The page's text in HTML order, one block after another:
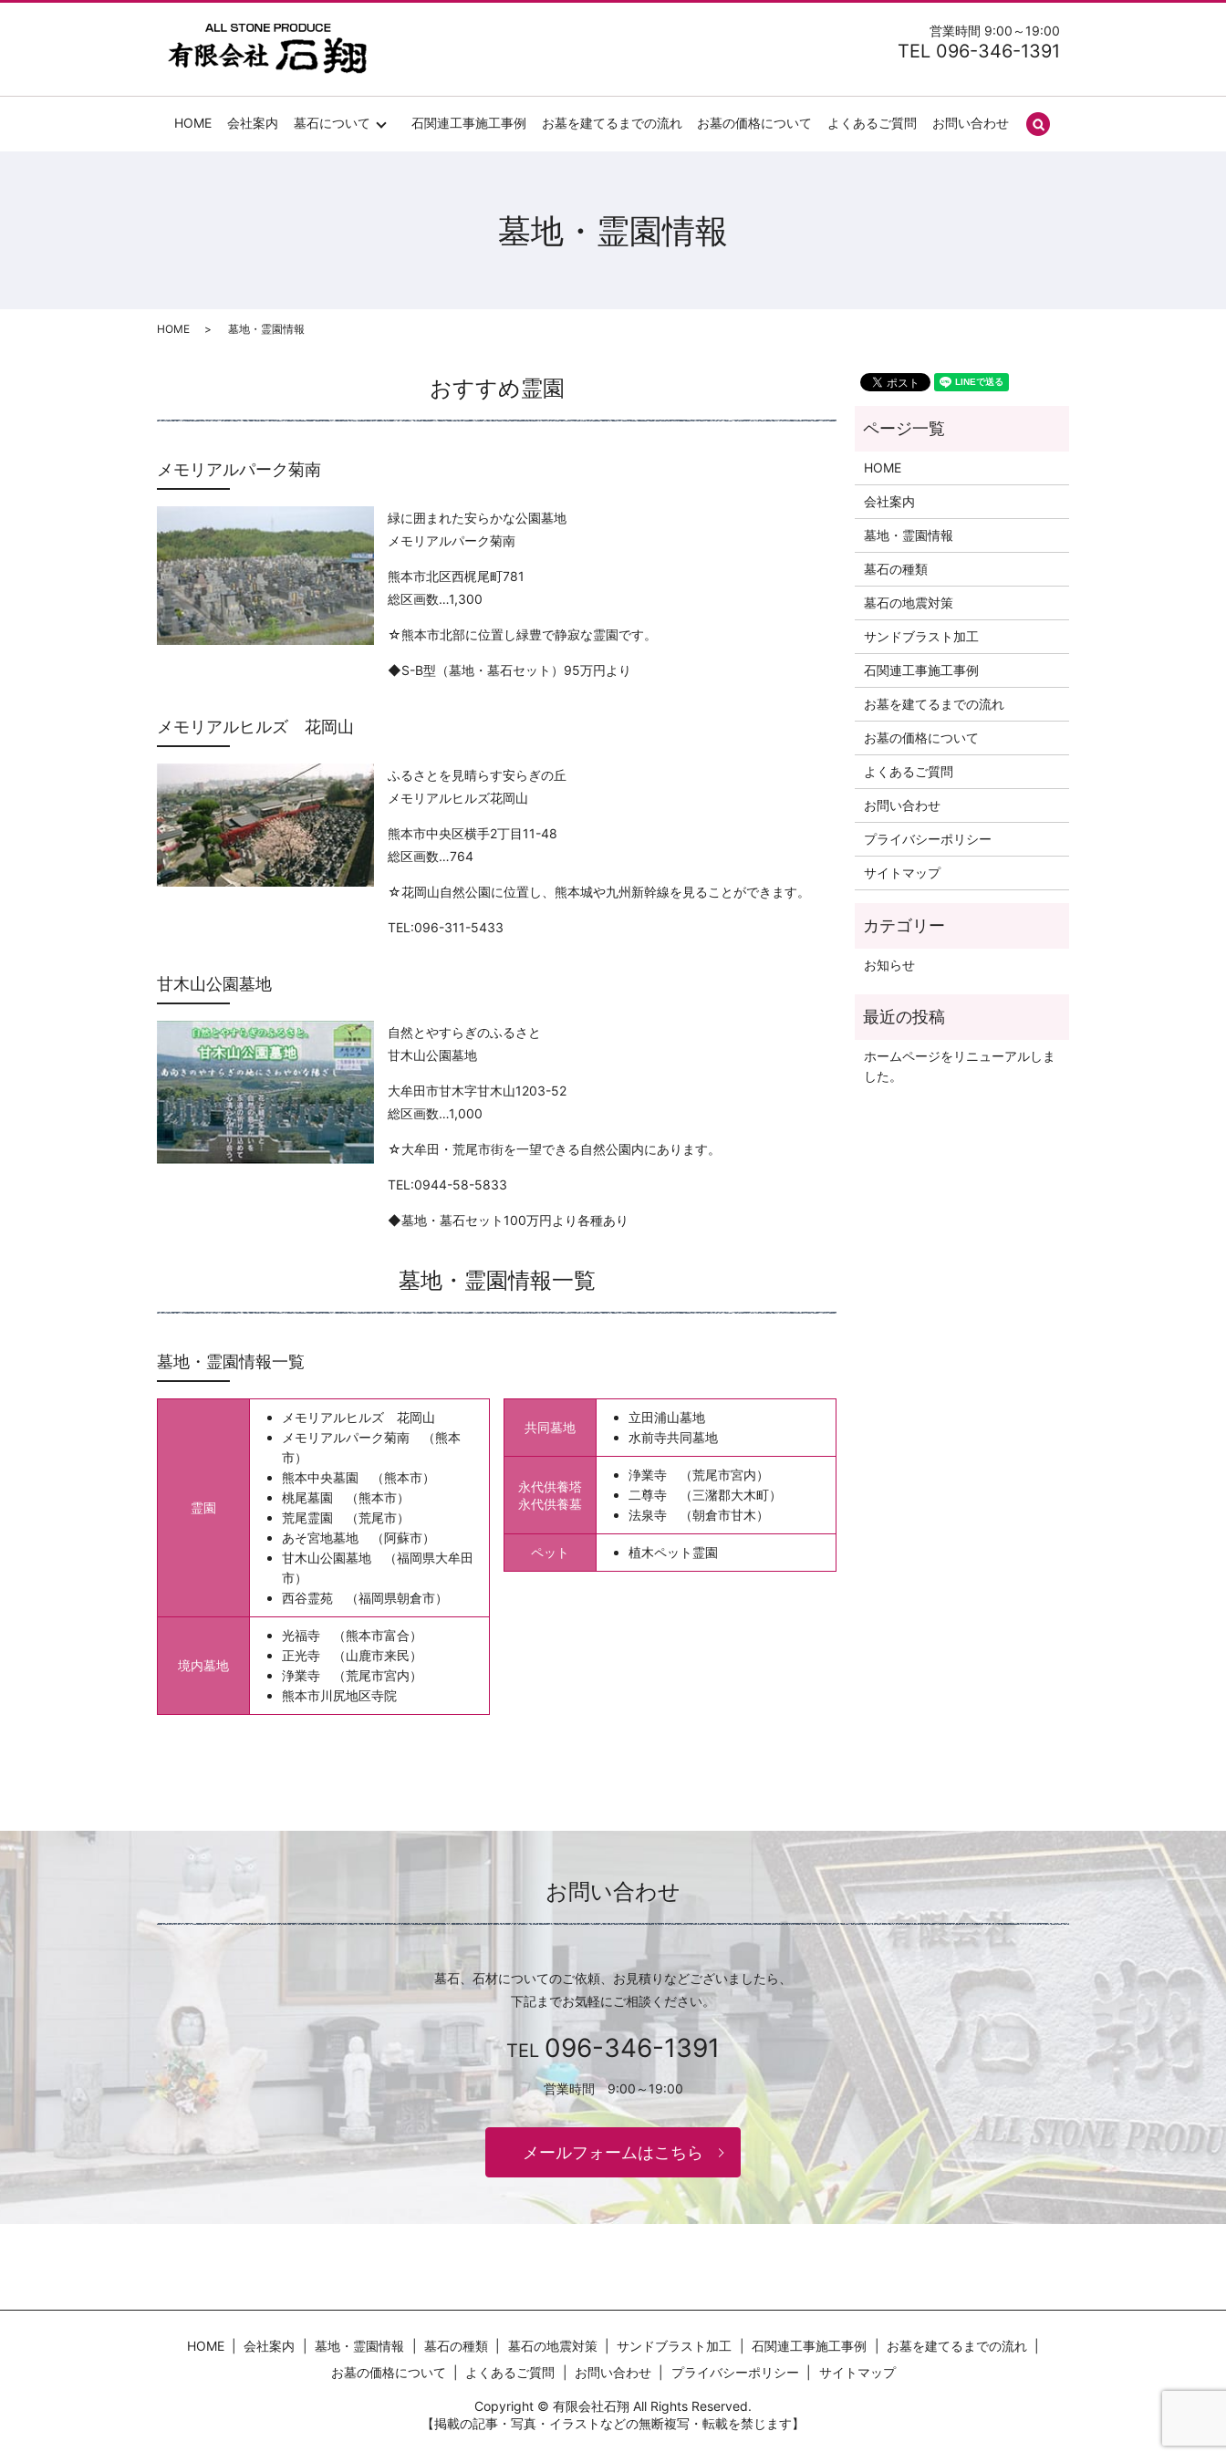
HOME 会社案内 墓石について 石関連工事施工事例 お墓を建てるまでの流れ お墓の価格について よくあるご質問 お問い合わせ
営業時間 9:00～19:00
TEL 096-346-1391
墓地・霊園情報
HOME 墓地・霊園情報
おすすめ霊園
メモリアルパーク菊南
緑に囲まれた安らかな公園墓地
メモリアルパーク菊南
熊本市北区西梶尾町781
総区画数…1,300
☆熊本市北部に位置し緑豊で静寂な霊園です。
◆S-B型（墓地・墓石セット）95万円より
メモリアルヒルズ 花岡山
ふるさとを見晴らす安らぎの丘
メモリアルヒルズ花岡山
熊本市中央区横手2丁目11-48
総区画数…764
☆花岡山自然公園に位置し、熊本城や九州新幹線を見ることができます。
TEL:096-311-5433
甘木山公園墓地
自然とやすらぎのふるさと
甘木山公園墓地
大牟田市甘木字甘木山1203-52
総区画数…1,000
☆大牟田・荒尾市街を一望できる自然公園内にあります。
TEL:0944-58-5833
◆墓地・墓石セット100万円より各種あり
墓地・霊園情報一覧
墓地・霊園情報一覧
霊園
メモリアルヒルズ 花岡山
メモリアルパーク菊南 （熊本
市）
熊本中央墓園 （熊本市）
桃尾墓園 （熊本市）
荒尾霊園 （荒尾市）
あそ宮地墓地 （阿蘇市）
甘木山公園墓地 （福岡県大牟田
市）
西谷霊苑 （福岡県朝倉市）
境内墓地
光福寺 （熊本市富合）
正光寺 （山鹿市来民）
浄業寺 （荒尾市宮内）
熊本市川尻地区寺院
共同墓地
立田浦山墓地
水前寺共同墓地
永代供養塔
永代供養墓
浄業寺 （荒尾市宮内）
二尊寺 （三潴郡大木町）
法泉寺 （朝倉市甘木）
ペット 植木ペット霊園
HOME
会社案内
墓地・霊園情報
墓石の種類
墓石の地震対策
サンドブラスト加工
石関連工事施工事例
お墓を建てるまでの流れ
お墓の価格について
よくあるご質問
お問い合わせ
プライバシーポリシー
サイトマップ
お知らせ
ホームページをリニューアルしま
した。
お問い合わせ
墓石、石材についてのご依頼、お見積りなどございましたら、
下記までお気軽にご相談ください。
TEL 096-346-1391
営業時間 9:00～19:00
メールフォームはこちら
HOME 会社案内 墓地・霊園情報 墓石の種類 墓石の地震対策 サンドブラスト加工 石関連工事施工事例
お墓を建てるまでの流れ
お墓の価格について
よくあるご質問 お問い合わせ プライバシーポリシー サイトマップ
Copyright © 有限会社石翔 All Rights Reserved.
【掲載の記事・写真・イラストなどの無断複写・転載を禁じます】